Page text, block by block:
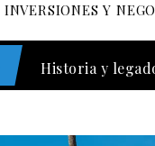
INVERSIONES Y
Trinidad y